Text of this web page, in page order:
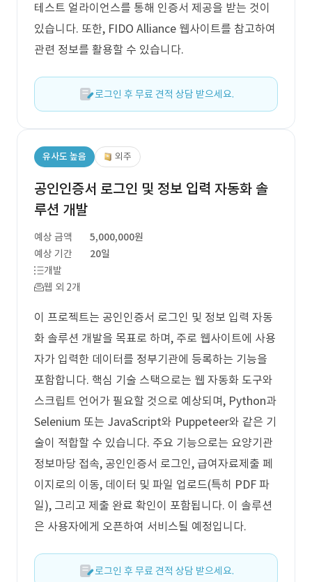
테스트 얼라이언스를 통해 인증서 제공을 받는 것이
있습니다. 또한, FIDO Alliance 웹사이트를 참고하여
관련 정보를 활용할 수 있습니다.
로그인 후 무료 견적 상담 받으세요.
유사도 높음 외주
공인인증서 로그인 및 정보 입력 자동화 솔
루션 개발
예상 금액
5,000,000원
예상 기간
20일
개발
웹 외 2개
이 프로젝트는 공인인증서 로그인 및 정보 입력 자동
화 솔루션 개발을 목표로 하며, 주로 웹사이트에 사용
자가 입력한 데이터를 정부기관에 등록하는 기능을
포함합니다. 핵심 기술 스택으로는 웹 자동화 도구와
스크립트 언어가 필요할 것으로 예상되며, Python과
Selenium 또는 JavaScript와 Puppeteer와 같은 기
술이 적합할 수 있습니다. 주요 기능으로는 요양기관
정보마당 접속, 공인인증서 로그인, 급여자료제출 페
이지로의 이동, 데이터 및 파일 업로드(특히 PDF 파
일), 그리고 제출 완료 확인이 포함됩니다. 이 솔루션
은 사용자에게 오픈하여 서비스될 예정입니다.
로그인 후 무료 견적 상담 받으세요.